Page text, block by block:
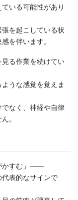
いる可能性があり
を起こしている状
を伴います。
る作業を続けてい
うな感覚を覚えま
なく、神経や自律
。
かすむ」――
表的なサインで